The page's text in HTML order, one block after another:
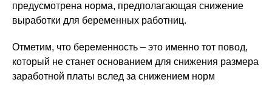
предусмотрена норма, предполагающая снижение
выработки для беременных работниц.
Отметим, что беременность – это именно тот повод,
который не станет основанием для снижения размера
заработной платы вслед за снижением норм